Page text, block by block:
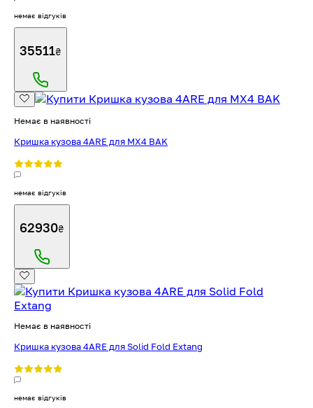
немає відгуків
35511₴
Немає в наявності
Кришка кузова 4ARE для MX4 BAK
немає відгуків
62930₴
Немає в наявності
Кришка кузова 4ARE для Solid Fold Extang
немає відгуків